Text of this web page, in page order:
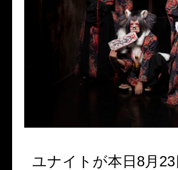
ユナイトが本日8月